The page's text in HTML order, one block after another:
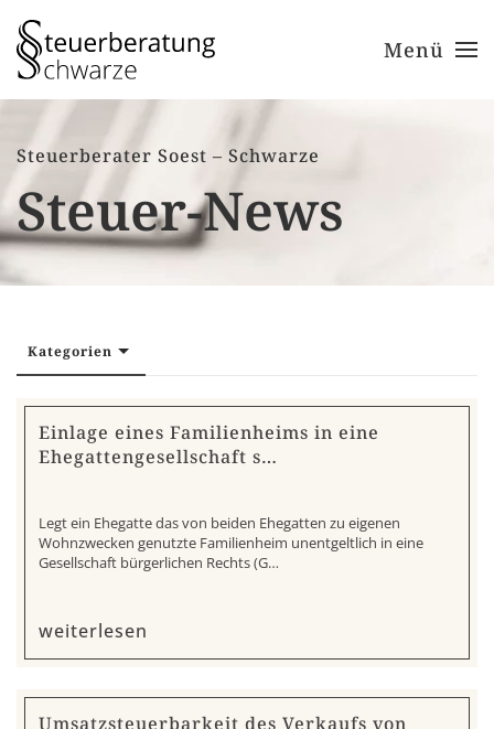
Zum Hauptinhalt springen Menü
Steuerberater Soest – Schwarze
Steuer-News
Kategorien
Einlage eines Familienheims in eine
Ehegattengesellschaft s…
Legt ein Ehegatte das von beiden Ehegatten zu eigenen
Wohnzwecken genutzte Familienheim unentgeltlich in eine
Gesellschaft bürgerlichen Rechts (G…
weiterlesen
Umsatzsteuerbarkeit des Verkaufs von